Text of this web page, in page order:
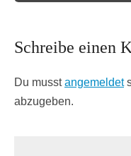
Schreibe einen
Du musstangemeldet
abzugeben.